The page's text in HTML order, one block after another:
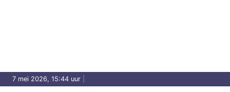
7 mei 2026, 15:44 uur